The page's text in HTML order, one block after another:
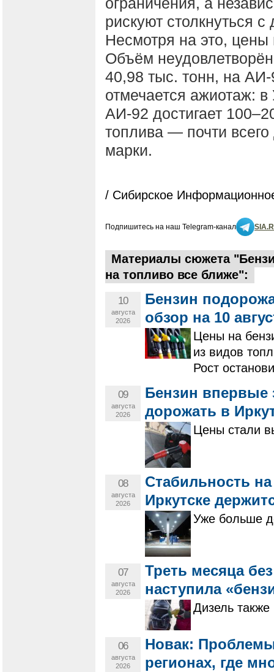
рискуют столкнуться
Несмотря на это, цены
Объём
40,98 тыс. тонн, на
отмечается ажиотаж:
АИ-92 достигает
топлива — почти
марки.
/ Сибирское
Подпишитесь на наш Telegram-канал
Материалы сюжета
на топливо все ближе":
10
августа
2026
Бензин
обзор на 10
​​​​​​​Цены на
из видов
Рост
09
августа
2026
Бензин впервые
дорожать в
Цены стали
08
августа
2026
Стабильность
Иркутске
Уже больше
07
августа
2026
Треть месяца
наступила
Дизель
06
августа
2026
Новак:
регионах, где